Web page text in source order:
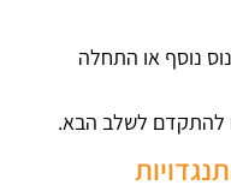
נוסף או התחלה
להתקדם לשלב הבא.